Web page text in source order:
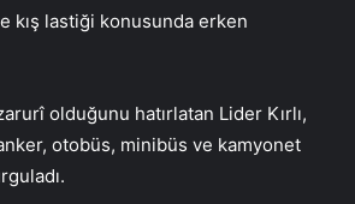
kış lastiği konusunda erken
olduğunu hatırlatan Lider Kırlı,
otobüs, minibüs ve kamyonet